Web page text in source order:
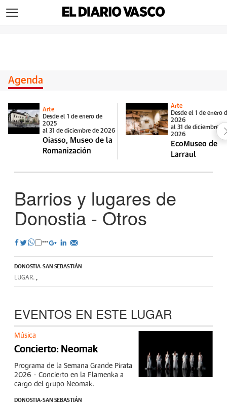
Agenda
Arte
Desde el 1 de enero de
2025
al 31 de diciembre de 2026
Oiasso, Museo de la
Romanización
Arte
Desde el 1 de enero
2026
al 31 de diciembre de
2026
EcoMuseo de
Larraul
Barrios y lugares de
Donostia - Otros
DONOSTIA-SAN SEBASTIÁN
LUGAR. ,
EVENTOS EN ESTE LUGAR
Música
Concierto: Neomak
Programa de la Semana Grande Pirata
2026 - Concierto en la Flamenka a
cargo del grupo Neomak.
DONOSTIA-SAN SEBASTIÁN